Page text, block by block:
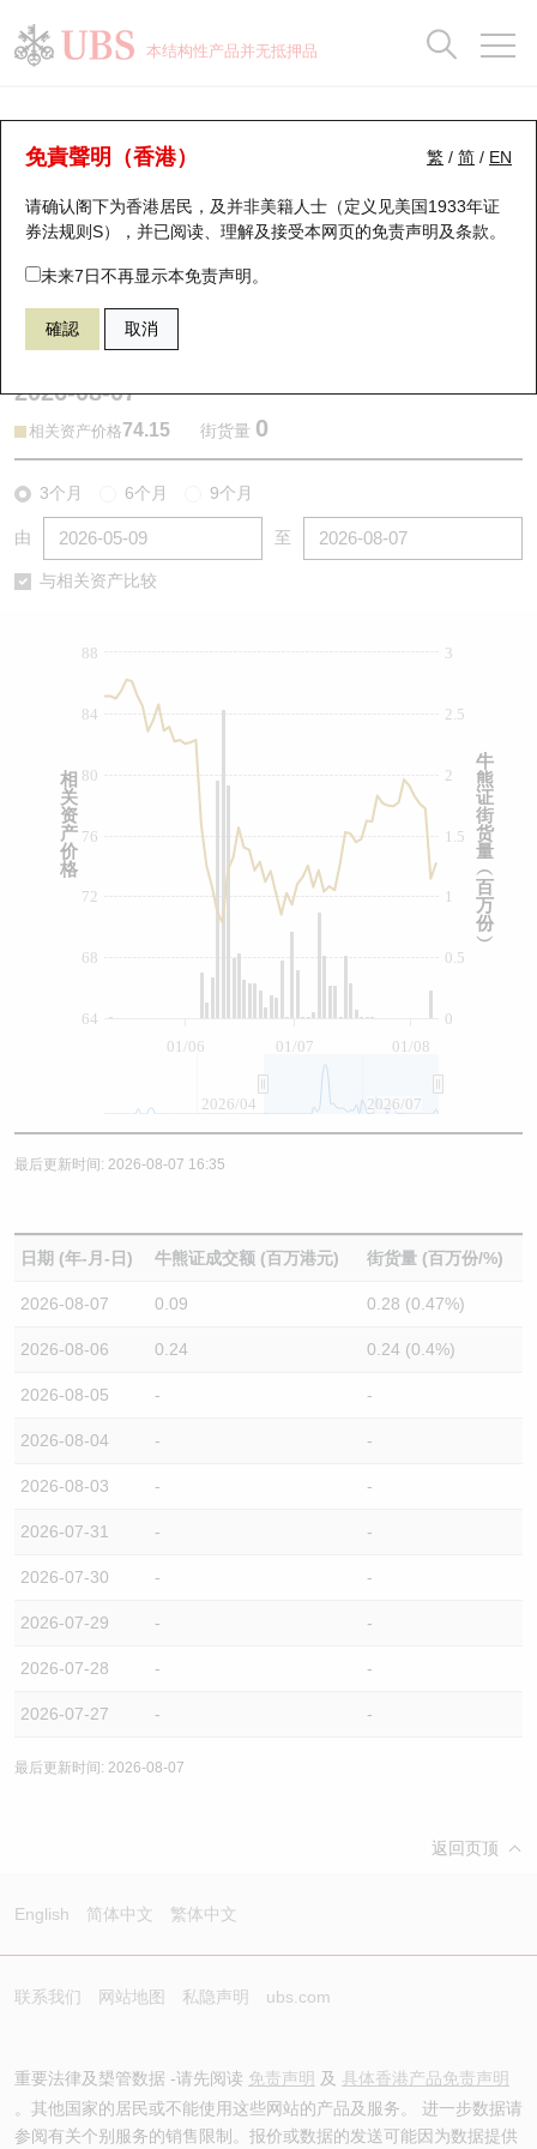
本结构性产品并无抵押品
繁 / 简 / EN
免責聲明（香港）
请确认阁下为香港居民，及并非美籍人士（定义见美国1933年证
券法规则S），并已阅读、理解及接受本网页的免责声明及条款。
未来7日不再显示本免责声明。
確認 取消
牛熊证分析仪
表现 街货统计 比较
55450 瑞银牛证 1299 友邦保险
2026-08-07
相关资产价格74.15 街货量 0
3个月 6个月 9个月
由 至
与相关资产比较
01/07
01/06 01/08
0
1.5
3
0.5
1
2
2.5
64
68
72
76
80
84
88
2026/04 2026/07
牛
熊
证
街
货
量
︵
百
万
份
︶
相
关
资
产
价
格
最后更新时间: 2026-08-07 16:35
日期 (年-月-日) 牛熊证成交额 (百万港元) 街货量 (百万份/%)
2026-08-07 0.09 0.28 (0.47%)
2026-08-06 0.24 0.24 (0.4%)
2026-08-05 - -
2026-08-04 - -
2026-08-03 - -
2026-07-31 - -
2026-07-30 - -
2026-07-29 - -
2026-07-28 - -
2026-07-27 - -
最后更新时间: 2026-08-07
返回页顶
English 简体中文 繁体中文
联系我们 网站地图 私隐声明 ubs.com
重要法律及槼管数据 -请先阅读 免责声明 及 具体香港产品免责声明
。其他国家的居民或不能使用这些网站的产品及服务。 进一步数据请
参阅有关个别服务的销售限制。报价或数据的发送可能因为数据提供
瑞银认股证一览
新发行瑞银认股证
即将到期认股证
认股证到期结算价查找
认股证分析仪
认股证/牛熊证日志
认股证文件及公告 (瑞信)
街货统计
比较
牛熊全景快搜
牛熊证搜寻
牛熊证街货分布图
正股牛熊证列表
新发行瑞银牛熊证
牛熊证到期结算价查找
牛熊证速算机
牛熊证文件及公告 (瑞信)
街货统计
比较
十大升幅/跌幅
十大认股证成交分布
十天股证占大市成交
资金流
街货统计
正股分析仪
二十大活跃股份
恒指成份股
国指成份股
科指成份股
中资ETFs溢价比较
即市板块表现
收市竞价变化
持股比重
显示所有持股比重
每月轮证大市专题
轮证专栏
讲座及教育短片
认股证投资者教育
牛熊证投资者教育